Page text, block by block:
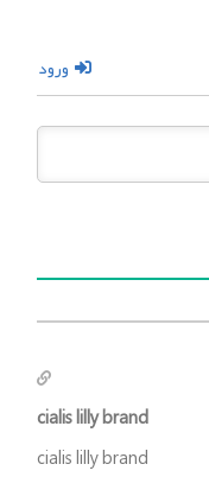
ورود
cialis lilly brand
cialis lilly brand